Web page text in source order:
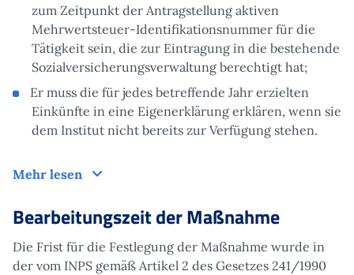
zum Zeitpunkt der Antragstellung aktiven
Mehrwertsteuer-Identifikationsnummer für die
Tätigkeit sein, die zur Eintragung in die bestehende
Sozialversicherungsverwaltung berechtigt hat;
Er muss die für jedes betreffende Jahr erzielten
Einkünfte in eine Eigenerklärung erklären, wenn sie
dem Institut nicht bereits zur Verfügung stehen.
Mehr lesen Antrag
Bearbeitungszeit der Maßnahme
Die Frist für die Festlegung der Maßnahme wurde in
der vom INPS gemäß Artikel 2 des Gesetzes 241/1990